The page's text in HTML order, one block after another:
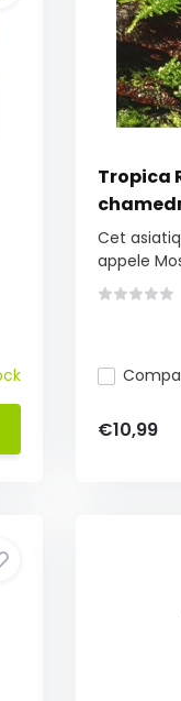
Tropica
Cet
appele
€10,99